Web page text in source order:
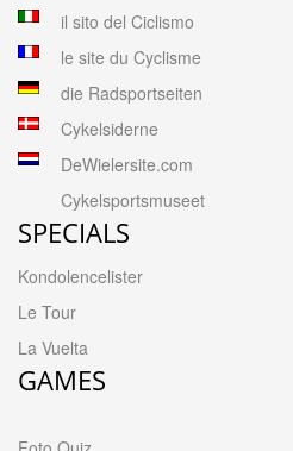
il sito del Ciclismo
le site du Cyclisme
die Radsportseiten
Cykelsiderne
DeWielersite.com
Cykelsportsmuseet
SPECIALS
Kondolencelister
Le Tour
La Vuelta
GAMES